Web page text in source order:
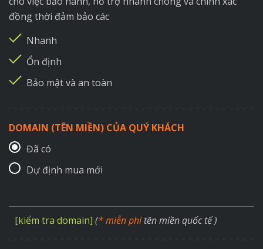
đồng thời đảm bảo các
Nhanh
Ổn định
Bảo mật và an toàn
DOMAIN (TÊN MIỀN) CỦA QUÝ KHÁCH
Đã có
Dự định mua mới
[kiểm tra domain] (* miễn phítên miền quốc tế )